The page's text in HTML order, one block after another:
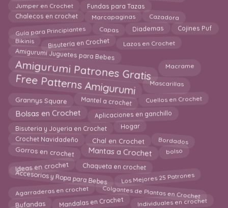
Jumper en Crochet
Fundas para Tazas
Chalecos en crochet
Marcapaginas Cazadora
Guía para Principiantes Capas Diademas Cojines Puf
Bikinis Bisutería en Crochet Lazos en Crochet
Amigurumi Juguetes para Bebes
Amigurumi Patrones Gratis Macrame
Free Patterns Amigurumi Mascarillas
Grannys Square Mantel a crochet Cuellos en Crochet
Bolsas en Crochet Aplicaciones en ganchillo
Bisuteria y Joyeria en Crochet Hogar
Crochet Navidadeño Chal en Crochet Bordados
Gorros en crochet Mantas a Crochet bolso
Ideas en crochet Chaqueta en crochet
Accesorios y Ropa para Bebes Los Mejores 25 Patrones
Agarraderas en crochet Colgantes de Plantas en Crochet
Bufandas Mandalas en Crochet Individuales en crochet